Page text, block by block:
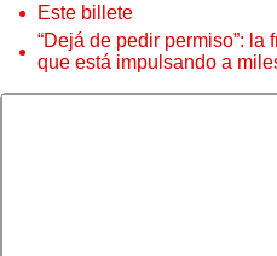
Este billete
“Dejá de pedir permiso”:
que está impulsando a